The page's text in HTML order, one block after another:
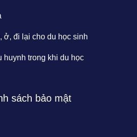
ở, đi lại cho du học sinh
huynh trong khi du học
sách bảo mật